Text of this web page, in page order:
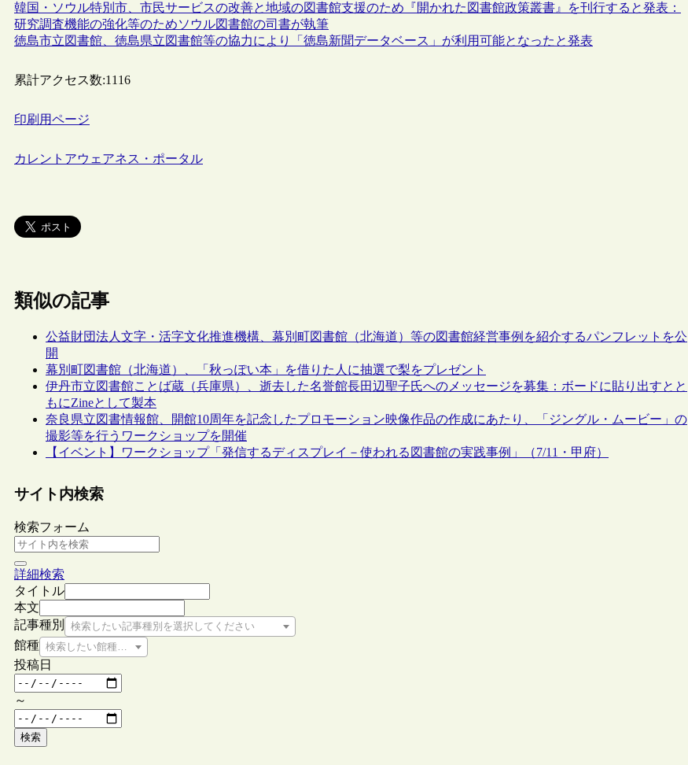
韓国・ソウル特別市、市民サービスの改善と地域の図書館支援のため『開かれた図書館政策叢書』を刊行すると発表：
研究調査機能の強化等のためソウル図書館の司書が執筆
徳島市立図書館、徳島県立図書館等の協力により「徳島新聞データベース」が利用可能となったと発表
累計アクセス数:1116
印刷用ページ
カレントアウェアネス・ポータル
類似の記事
公益財団法人文字・活字文化推進機構、幕別町図書館（北海道）等の図書館経営事例を紹介するパンフレットを公
開
幕別町図書館（北海道）、「秋っぽい本」を借りた人に抽選で梨をプレゼント
伊丹市立図書館ことば蔵（兵庫県）、逝去した名誉館長田辺聖子氏へのメッセージを募集：ボードに貼り出すとと
もにZineとして製本
奈良県立図書情報館、開館10周年を記念したプロモーション映像作品の作成にあたり、「ジングル・ムービー」の
撮影等を行うワークショップを開催
【イベント】ワークショップ「発信するディスプレイ－使われる図書館の実践事例」（7/11・甲府）
サイト内検索
検索フォーム
詳細検索
タイトル
本文
記事種別
検索したい記事種別を選択してください
館種 検索したい館種を選択してください
投稿日
～
検索